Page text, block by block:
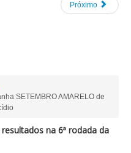
Próximo
SETEMBRO AMARELO de
na 6ª rodada da